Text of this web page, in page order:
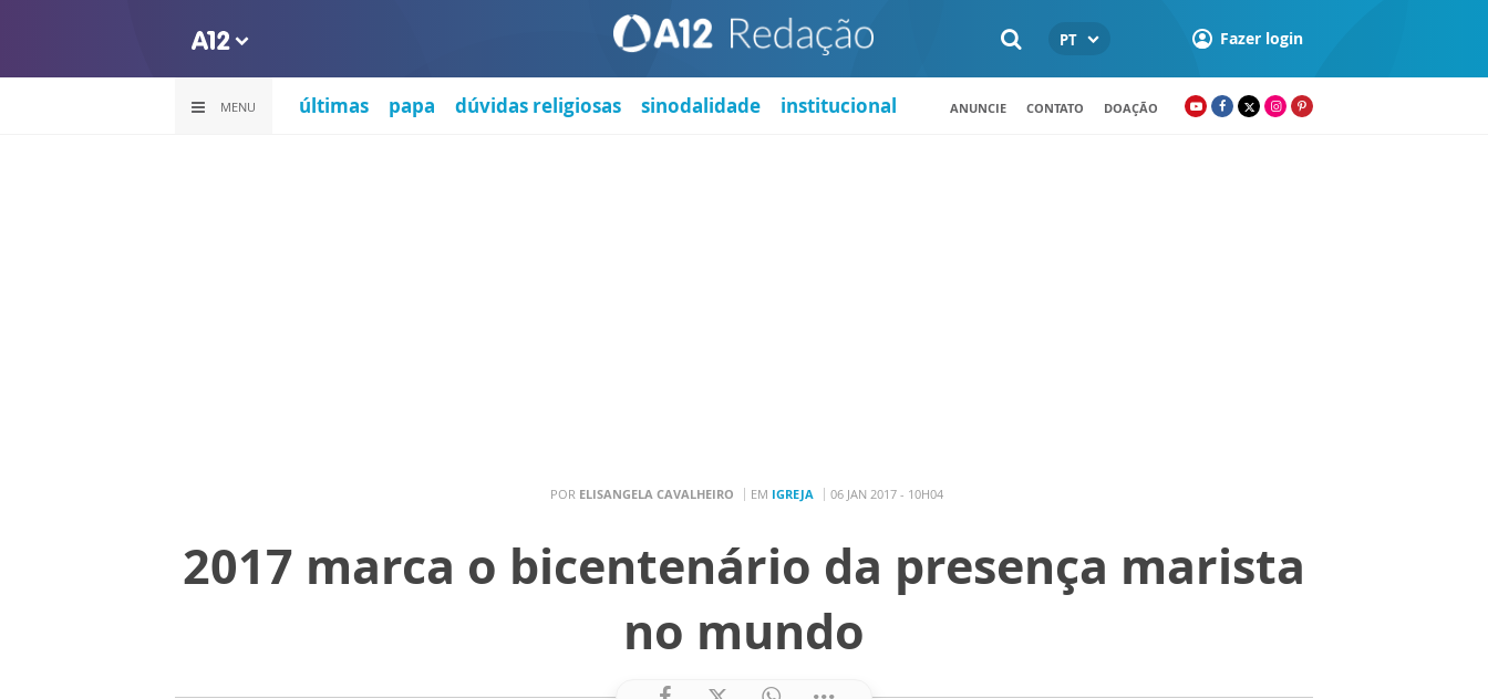
PT Fazer login
MENU últimas papa dúvidas religiosas sinodalidade institucional ANUNCIE CONTATO DOAÇÃO
POR ELISANGELA CAVALHEIRO EM IGREJA 06 JAN 2017 - 10H04
2017 marca o bicentenário da presença marista
no mundo